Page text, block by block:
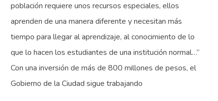
población requiere unos recursos especiales, ellos
aprenden de una manera diferente y necesitan más
tiempo para llegar al aprendizaje, al conocimiento de lo
que lo hacen los estudiantes de una institución normal…”
Con una inversión de más de 800 millones de pesos, el
Gobierno de la Ciudad sigue trabajando